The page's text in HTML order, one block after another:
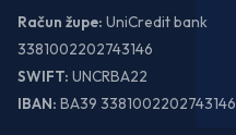
Račun župe: UniCredit bank
3381002202743146
SWIFT: UNCRBA22
IBAN: BA39 3381002202743146